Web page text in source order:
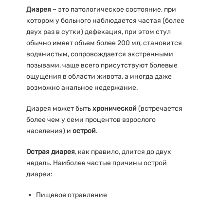
Диарея – это патологическое состояние, при
котором у больного наблюдается частая (более
двух раз в сутки) дефекация, при этом стул
обычно имеет объем более 200 мл, становится
водянистым, сопровождается экстренными
позывами, чаще всего присутствуют болевые
ощущения в области живота, а иногда даже
возможно анальное недержание.
Диарея может бытьхронической (встречается
более чем у семи процентов взрослого
населения) и острой.
Острая диарея, как правило, длится до двух
недель. Наиболее частые причины острой
диареи:
Пищевое отравление